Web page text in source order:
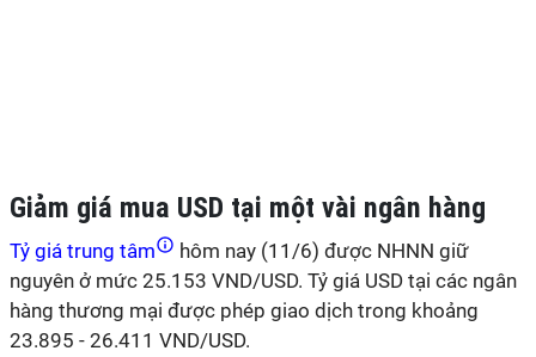
Giảm giá mua USD tại một vài ngân hàng
Tỷ giá trung tâm
hôm nay (11/6) được NHNN giữ
nguyên ở mức 25.153 VND/USD. Tỷ giá USD tại các ngân
hàng thương mại được phép giao dịch trong khoảng
23.895 - 26.411 VND/USD.